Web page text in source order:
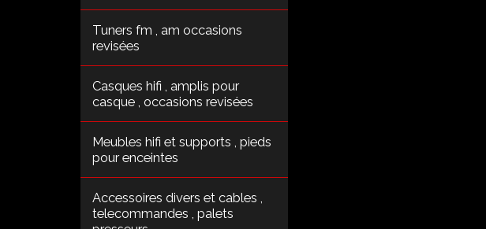
Tuners fm , am occasions
revisées
Casques hifi , amplis pour
casque , occasions revisées
Meubles hifi et supports , pieds
pour enceintes
Accessoires divers et cables ,
telecommandes , palets